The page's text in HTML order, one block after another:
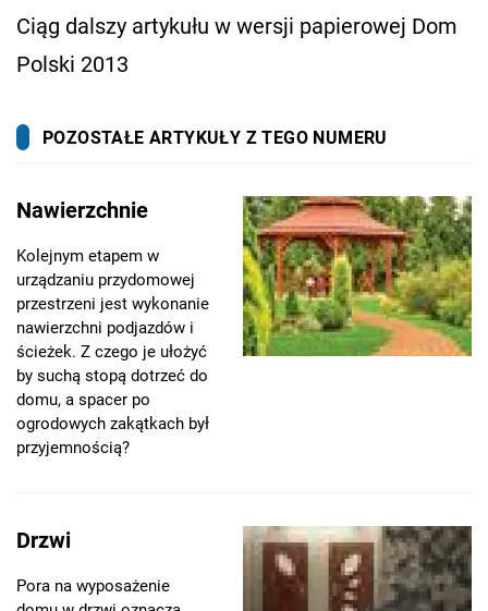
Ciąg dalszy artykułu w wersji papierowej Dom
Polski 2013
POZOSTAŁE ARTYKUŁY Z TEGO NUMERU
Nawierzchnie
Kolejnym etapem w
urządzaniu przydomowej
przestrzeni jest wykonanie
nawierzchni podjazdów i
ścieżek. Z czego je ułożyć
by suchą stopą dotrzeć do
domu, a spacer po
ogrodowych zakątkach był
przyjemnością?
Drzwi
Pora na wyposażenie